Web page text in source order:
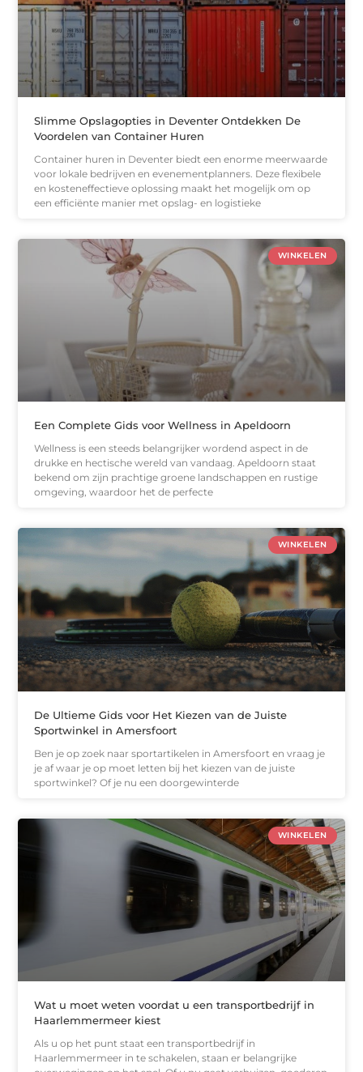
Slimme Opslagopties in Deventer Ontdekken De
Voordelen van Container Huren
Container huren in Deventer biedt een enorme meerwaarde
voor lokale bedrijven en evenementplanners. Deze flexibele
en kosteneffectieve oplossing maakt het mogelijk om op
een efficiënte manier met opslag- en logistieke
WINKELEN
Een Complete Gids voor Wellness in Apeldoorn
Wellness is een steeds belangrijker wordend aspect in de
drukke en hectische wereld van vandaag. Apeldoorn staat
bekend om zijn prachtige groene landschappen en rustige
omgeving, waardoor het de perfecte
WINKELEN
De Ultieme Gids voor Het Kiezen van de Juiste
Sportwinkel in Amersfoort
Ben je op zoek naar sportartikelen in Amersfoort en vraag je
je af waar je op moet letten bij het kiezen van de juiste
sportwinkel? Of je nu een doorgewinterde
WINKELEN
Wat u moet weten voordat u een transportbedrijf in
Haarlemmermeer kiest
Als u op het punt staat een transportbedrijf in
Haarlemmermeer in te schakelen, staan er belangrijke